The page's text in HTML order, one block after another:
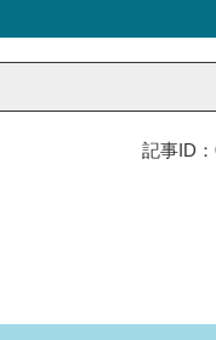
記事ID